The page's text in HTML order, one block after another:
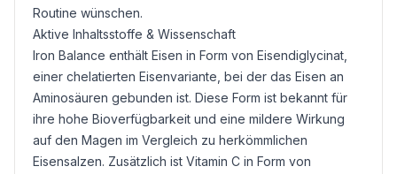
Routine wünschen.
Aktive Inhaltsstoffe & Wissenschaft
Iron Balance enthält Eisen in Form von Eisendiglycinat,
einer chelatierten Eisenvariante, bei der das Eisen an
Aminosäuren gebunden ist. Diese Form ist bekannt für
ihre hohe Bioverfügbarkeit und eine mildere Wirkung
auf den Magen im Vergleich zu herkömmlichen
Eisensalzen. Zusätzlich ist Vitamin C in Form von